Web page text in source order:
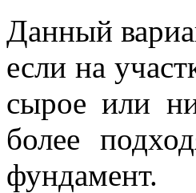
Данный
если на
сырое или
более
фундамент.